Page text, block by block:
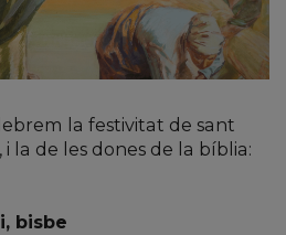
la festivitat de sant
la de les dones de la bíblia:
bisbe